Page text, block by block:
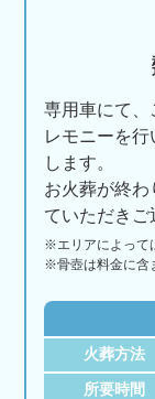
専用車にて、
レモニーを
します。
お火葬が終わ
ていただきご
※エリアによって
※骨壺は料金に含
火葬方法
所要時間